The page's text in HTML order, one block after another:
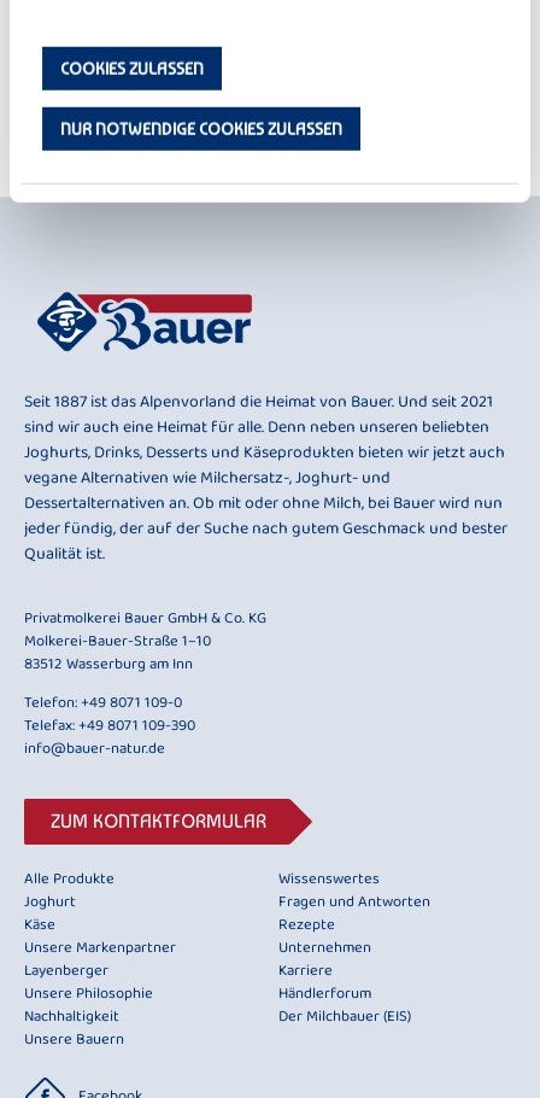
COOKIES ZULASSEN
NUR NOTWENDIGE COOKIES ZULASSEN
Seit 1887 ist das Alpenvorland die Heimat von Bauer. Und seit 2021
sind wir auch eine Heimat für alle. Denn neben unseren beliebten
Joghurts, Drinks, Desserts und Käseprodukten bieten wir jetzt auch
vegane Alternativen wie Milchersatz-, Joghurt- und
Dessertalternativen an. Ob mit oder ohne Milch, bei Bauer wird nun
jeder fündig, der auf der Suche nach gutem Geschmack und bester
Qualität ist.
Privatmolkerei Bauer GmbH & Co. KG
Molkerei-Bauer-Straße 1–10
83512 Wasserburg am Inn
Telefon:+49 8071 109-0
Telefax: +49 8071 109-390
info@bauer-natur.de
ZUM KONTAKTFORMULAR
Alle Produkte
Joghurt
Käse
Unsere Markenpartner
Layenberger
Unsere Philosophie
Nachhaltigkeit
Unsere Bauern
Wissenswertes
Fragen und Antworten
Rezepte
Unternehmen
Karriere
Händlerforum
Der Milchbauer (EIS)